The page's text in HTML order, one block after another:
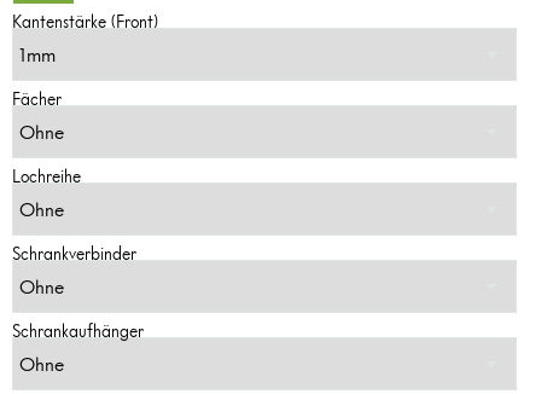
Kantenstärke (Front)
Fächer
Lochreihe
Schrankverbinder
Schrankaufhänger